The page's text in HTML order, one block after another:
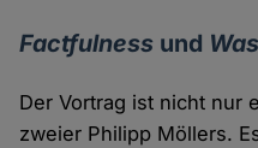
Factfulness und
Der Vortrag ist nicht nur
zweier Philipp Möllers.